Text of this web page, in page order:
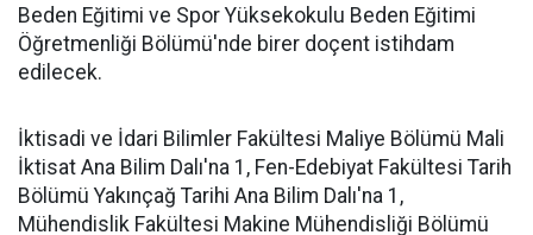
Beden Eğitimi ve Spor Yüksekokulu Beden Eğitimi
Öğretmenliği Bölümü'nde birer doçent istihdam
edilecek.
İktisadi ve İdari Bilimler Fakültesi Maliye Bölümü Mali
İktisat Ana Bilim Dalı'na 1, Fen-Edebiyat Fakültesi Tarih
Bölümü Yakınçağ Tarihi Ana Bilim Dalı'na 1,
Mühendislik Fakültesi Makine Mühendisliği Bölümü